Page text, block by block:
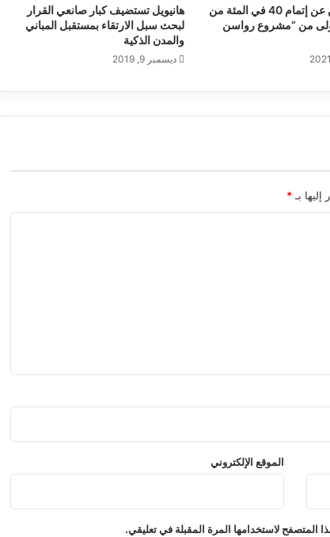
“تمكو” تعلن عن إتمام 40 في المئة من
من “مشروع رواسن
هانيويل تستضيف كبار صانعي القرار
لبحث سبل الارتقاء بمستقبل المباني
والمدن الذكية
ديسمبر 9, 2019
بـ *
الموقع الإلكتروني
المتصفح لاستخدامها المرة المقبلة في تعليقي.